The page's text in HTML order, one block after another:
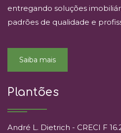
entregando soluções
padrões de qualidade e
Saiba mais
Plantões
André L. Dietrich - CRECI F